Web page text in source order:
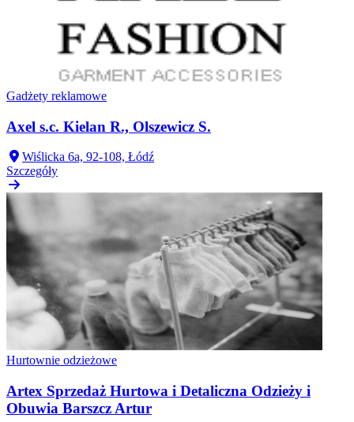
Gadżety reklamowe
Axel s.c. Kielan R., Olszewicz S.
Wiślicka 6a, 92-108, Łódź
Szczegóły
Hurtownie odzieżowe
Artex Sprzedaż Hurtowa i Detaliczna Odzieży i
Obuwia Barszcz Artur